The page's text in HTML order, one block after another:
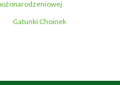
Gatunki Choinek